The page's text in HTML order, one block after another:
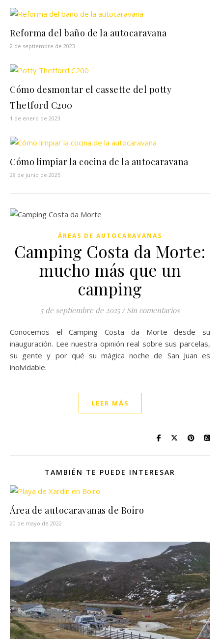
Reforma del baño de la autocaravana
2 de septiembre de 2023
Cómo desmontar el cassette del potty
Thetford C200
1 de enero de 2023
Cómo limpiar la cocina de la autocaravana
28 de junio de 2025
ÁREAS DE AUTOCARAVANAS
Camping Costa da Morte:
mucho más que un
camping
5 de septiembre de 2025 / Sin comentarios
Conocemos el Camping Costa da Morte desde su
inauguración. Lee nuestra opinión real sobre sus parcelas,
su gente y por qué su mágica noche de San Juan es
inolvidable.
LEER MÁS
TAMBIÉN TE PUEDE INTERESAR
Área de autocaravanas de Boiro
20 de mayo de 2022